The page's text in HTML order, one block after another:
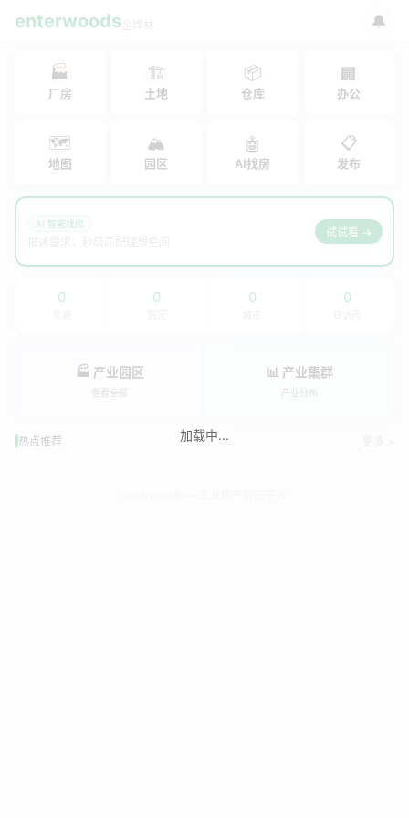
enterwoods 🔔
🏭
厂房
🏗
土地
📦
仓库
🏢
办公
🗺
地图
🏔
园区
🤖
AI找房
📋
发布
AI 智能找房
试试看 →
0 0 0 0
🏭 产业园区
查看全部
📊 产业集群
产业分布
热点推荐 加载中...